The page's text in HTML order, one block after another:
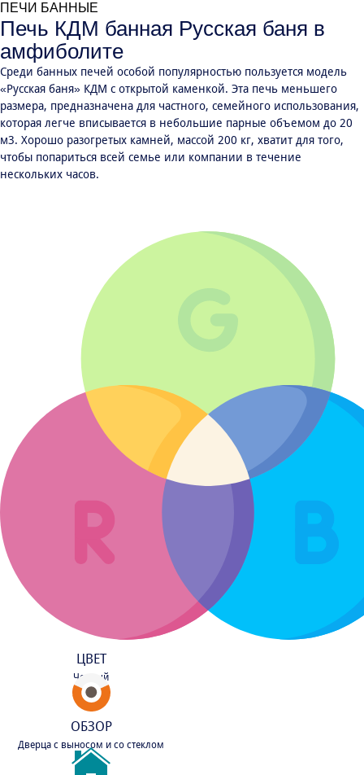
ПЕЧИ БАННЫЕ
Печь КДМ банная Русская баня в
амфиболите
Среди банных печей особой популярностью пользуется модель
«Русская баня» КДМ с открытой каменкой. Эта печь меньшего
размера, предназначена для частного, семейного использования,
которая легче вписывается в небольшие парные объемом до 20
м3. Хорошо разогретых камней, массой 200 кг, хватит для того,
чтобы попариться всей семье или компании в течение
нескольких часов.
ЦВЕТ
Черный
ОБЗОР
Дверца с выносом и со стеклом